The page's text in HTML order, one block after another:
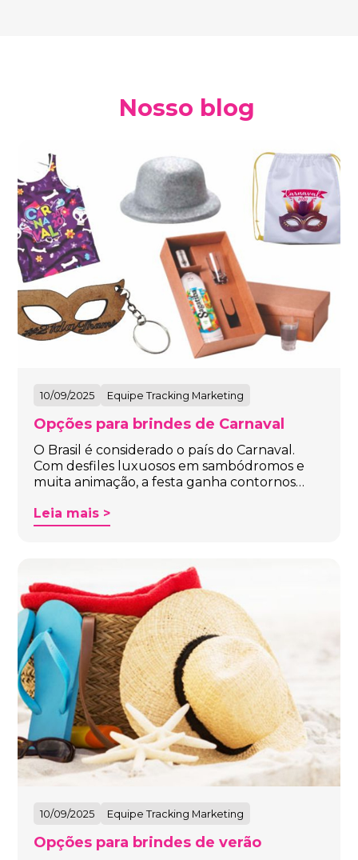
Nosso blog
10/09/2025 Equipe Tracking Marketing
Opções para brindes de Carnaval
O Brasil é considerado o país do Carnaval.
Com desfiles luxuosos em sambódromos e
muita animação, a festa ganha contornos…
Leia mais >
10/09/2025 Equipe Tracking Marketing
Opções para brindes de verão